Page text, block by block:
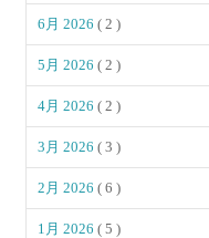
6月 2026( 2 )
5月 2026( 2 )
4月 2026( 2 )
3月 2026( 3 )
2月 2026( 6 )
1月 2026( 5 )